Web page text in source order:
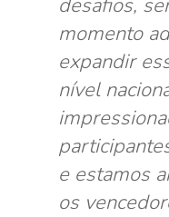
desafios,
momento
expandir
nível
e estamos
os